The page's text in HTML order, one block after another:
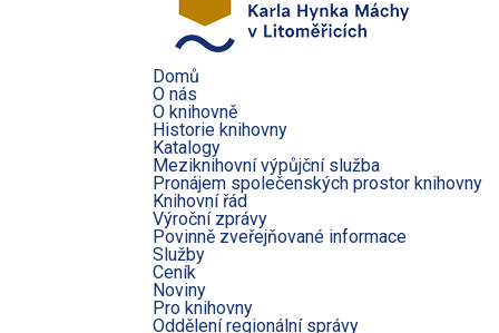
Domů
O nás
O knihovně
Historie knihovny
Katalogy
Meziknihovní výpůjční služba
Pronájem společenských prostor knihovny
Knihovní řád
Výroční zprávy
Povinně zveřejňované informace
Služby
Ceník
Noviny
Pro knihovny
Oddělení regionální správy